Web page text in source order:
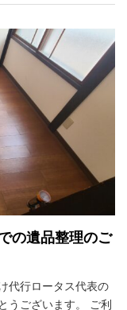
の遺品整理のご
代行ロータス代表の
うございます。 ご利